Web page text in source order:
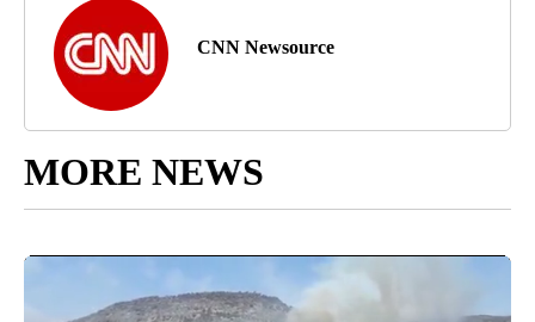
CNN Newsource
MORE NEWS